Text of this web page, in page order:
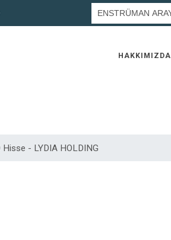
HAKKIMIZDA
Hisse - LYDIA HOLDING